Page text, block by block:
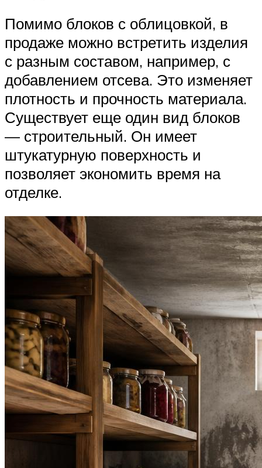
Помимо блоков с облицовкой, в
продаже можно встретить изделия
с разным составом, например, с
добавлением отсева. Это изменяет
плотность и прочность материала.
Существует еще один вид блоков
— строительный. Он имеет
штукатурную поверхность и
позволяет экономить время на
отделке.